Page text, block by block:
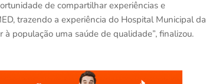
de compartilhar experiências e
trazendo a experiência do Hospital Municipal da
população uma saúde de qualidade”, finalizou.